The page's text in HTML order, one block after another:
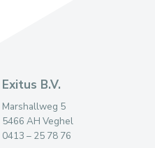
Exitus B.V.
Marshallweg 5
5466 AH Veghel
0413 – 25 78 76